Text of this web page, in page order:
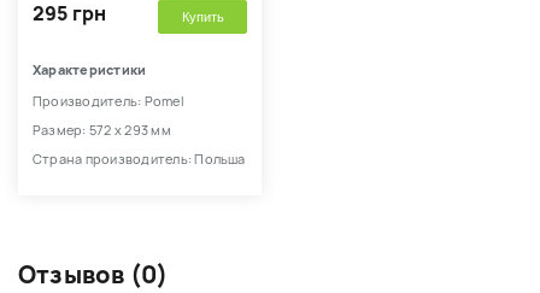
295 грн Купить
Характеристики
Производитель: Pomel
Размер: 572 х 293 мм
Страна производитель: Польша
Отзывов (0)